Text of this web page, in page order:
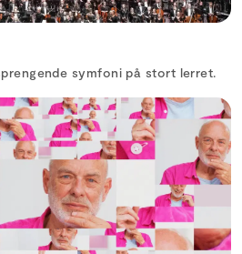
symfoni på stort lerret.